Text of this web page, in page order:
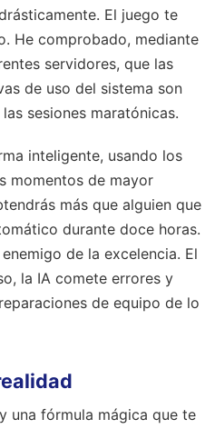
El juego te
He comprobado, mediante
servidores, que las
de uso del sistema son
sesiones maratónicas.
inteligente, usando los
momentos de mayor
más que alguien que
durante doce horas.
de la excelencia. El
la IA comete errores y
de equipo de lo
una fórmula mágica que te